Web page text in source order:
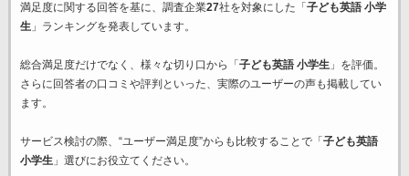
満足度に関する回答を基に、調査企業27社を対象にした「 子ども英語 小学
生」ランキングを発表しています。
総合満足度だけでなく、様々な切り口から「 子ども英語 小学生」を評価。
さらに回答者の口コミや評判といった、実際のユーザーの声も掲載してい
ます。
サービス検討の際、“ユーザー満足度”からも比較することで「 子ども英語
小学生」選びにお役立てください。